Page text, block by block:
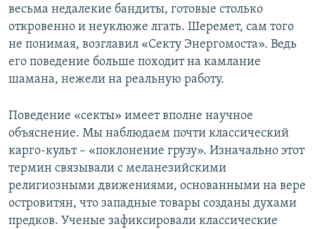
весьма недалекие бандиты, готовые столько
откровенно и неуклюже лгать. Шеремет, сам того
не понимая, возглавил «Секту Энергомоста». Ведь
его поведение больше походит на камлание
шамана, нежели на реальную работу.
Поведение «секты» имеет вполне научное
объяснение. Мы наблюдаем почти классический
карго-культ – «поклонение грузу». Изначально этот
термин связывали с меланезийскими
религиозными движениями, основанными на вере
островитян, что западные товары созданы духами
предков. Ученые зафиксировали классические